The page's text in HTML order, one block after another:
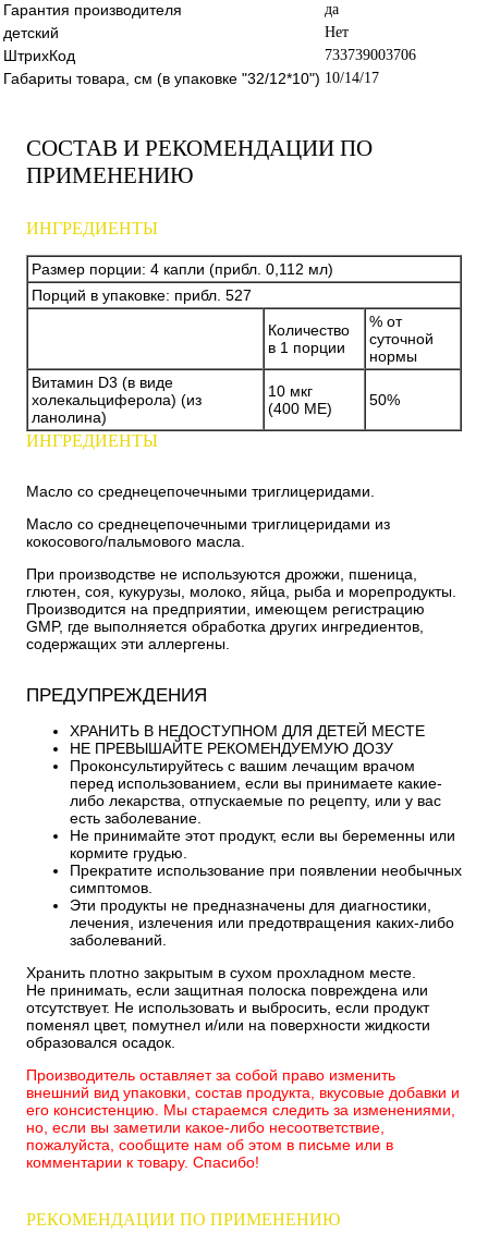
Гарантия производителя да
детский Нет
ШтрихКод 733739003706
Габариты товара, см (в упаковке "32/12*10") 10/14/17
СОСТАВ И РЕКОМЕНДАЦИИ ПО
ПРИМЕНЕНИЮ
ИНГРЕДИЕНТЫ
Размер порции: 4 капли (прибл. 0,112 мл)
Порций в упаковке: прибл. 527
Количество
в 1 порции
% от
суточной
нормы
Витамин D3 (в виде
холекальциферола) (из
ланолина)
10 мкг
(400 МЕ)
50%
ИНГРЕДИЕНТЫ
Масло со среднецепочечными триглицеридами.
Масло со среднецепочечными триглицеридами из
кокосового/пальмового масла.
При производстве не используются дрожжи, пшеница,
глютен, соя, кукурузы, молоко, яйца, рыба и морепродукты.
Производится на предприятии, имеющем регистрацию
GMP, где выполняется обработка других ингредиентов,
содержащих эти аллергены.
ПРЕДУПРЕЖДЕНИЯ
ХРАНИТЬ В НЕДОСТУПНОМ ДЛЯ ДЕТЕЙ МЕСТЕ
НЕ ПРЕВЫШАЙТЕ РЕКОМЕНДУЕМУЮ ДОЗУ
Проконсультируйтесь с вашим лечащим врачом
перед использованием, если вы принимаете какие-
либо лекарства, отпускаемые по рецепту, или у вас
есть заболевание.
Не принимайте этот продукт, если вы беременны или
кормите грудью.
Прекратите использование при появлении необычных
симптомов.
Эти продукты не предназначены для диагностики,
лечения, излечения или предотвращения каких-либо
заболеваний.
Хранить плотно закрытым в сухом прохладном месте.
Не принимать, если защитная полоска повреждена или
отсутствует. Не использовать и выбросить, если продукт
поменял цвет, помутнел и/или на поверхности жидкости
образовался осадок.
Производитель оставляет за собой право изменить
внешний вид упаковки, состав продукта, вкусовые добавки и
его консистенцию. Мы стараемся следить за изменениями,
но, если вы заметили какое-либо несоответствие,
пожалуйста, сообщите нам об этом в письме или в
комментарии к товару. Спасибо!
РЕКОМЕНДАЦИИ ПО ПРИМЕНЕНИЮ